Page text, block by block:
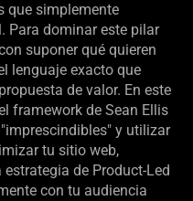
que simplemente
Para dominar este pilar
suponer qué quieren
lenguaje exacto que
de valor. En este
framework de Sean Ellis
y utilizar
tu sitio web,
de Product-Led
con tu audiencia